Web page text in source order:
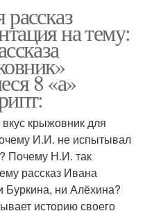
на тему:
8 «а»
крыжовник для
И.И. не испытывал
Почему Н.И. так
рассказ Ивана
Буркина, ни Алёхина?
историю своего